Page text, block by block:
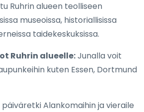
Ruhrin alueen teolliseen
museoissa, historiallisissa
taidekeskuksissa.
Ruhrin alueelle:Junalla voit
kuten Essen, Dortmund
päiväretki Alankomaihin ja vieraile